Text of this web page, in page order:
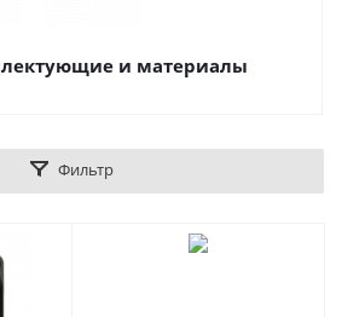
и материалы
Фильтр